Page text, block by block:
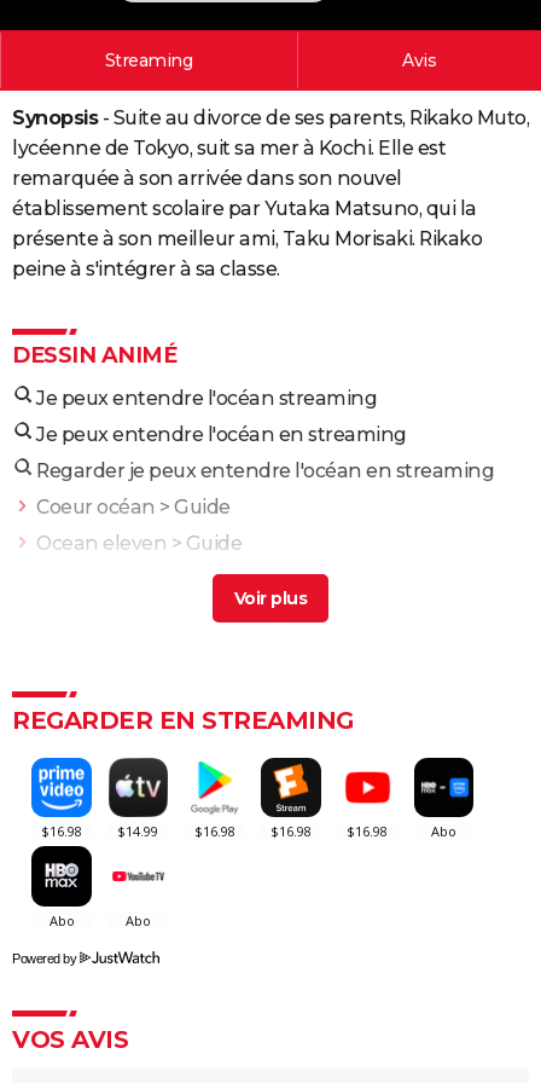
PHOTO
BONS PLANS
CARTE DE VOEUX
Carte de Noël
Carte Bonne année
Carte Saint-Valentin
Carte Pâques
Carte d'anniversaire
Dictionnaire
Biographies
Citations
Expressions
Proverbes
PROGRAMME TV
S'inscrire
Se connecter
Lycées
Collèges
Primaires
Universités
Entreprises
Service militaire
Avis de recherche
FORUM
Bricolage
Lifestyle
Culture
Sport
Auto
Television
Voyage
Cinema
Streaming Avis
Synopsis- Suite au divorce de ses parents, Rikako Muto,
lycéenne de Tokyo, suit sa mer à Kochi. Elle est
remarquée à son arrivée dans son nouvel
établissement scolaire par Yutaka Matsuno, qui la
présente à son meilleur ami, Taku Morisaki. Rikako
peine à s'intégrer à sa classe.
DESSIN ANIMÉ
Je peux entendre l'océan streaming
Je peux entendre l'océan en streaming
Regarder je peux entendre l'océan en streaming
Coeur océan > Guide
Ocean eleven > Guide
> Guide
> Guide
Dragons 3 : verra-t-on un jour une suite en dessin
animé ? Le réalisateur donne son avis
Zootopie 2 : à partir de quel âge voir le film Disney de
fin d'année ?
Super Mario Bros, le film : ce n'est pas le premier film
Mario, tout le monde a oublié cet échec sorti il y a
33 ans
Le garçon et le héron : synopsis, casting, séances,
streaming... Tout sur le film Hayao Miyazaki
idiots (critique)
Toy Story 5 : Pixar signe une jolie ode à l'imagination
REGARDER EN STREAMING
Powered by
VOS AVIS